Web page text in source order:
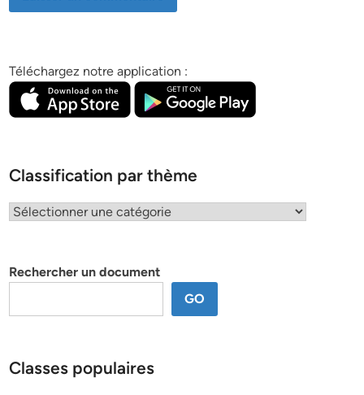
Téléchargez notre application :
Classification par thème
Classification
Rechercher un document
GO
Classes populaires